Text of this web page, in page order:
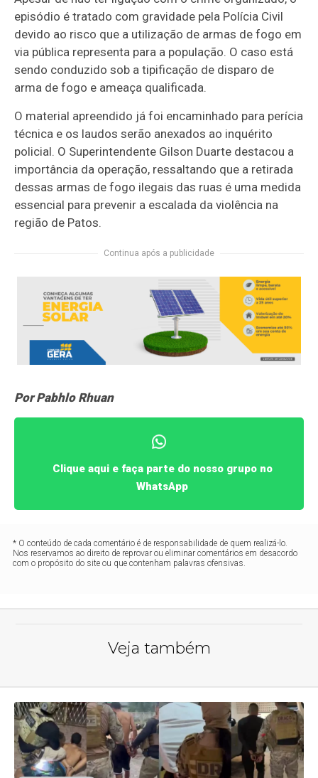
episódio é tratado com gravidade pela Polícia Civil
devido ao risco que a utilização de armas de fogo em
via pública representa para a população. O caso está
sendo conduzido sob a tipificação de disparo de
arma de fogo e ameaça qualificada.
O material apreendido já foi encaminhado para perícia
técnica e os laudos serão anexados ao inquérito
policial. O Superintendente Gilson Duarte destacou a
importância da operação, ressaltando que a retirada
dessas armas de fogo ilegais das ruas é uma medida
essencial para prevenir a escalada da violência na
região de Patos.
Continua após a publicidade
Por Pabhlo Rhuan
Clique aqui e faça parte do nosso grupo no
WhatsApp
* O conteúdo de cada comentário é de responsabilidade de quem realizá-lo.
Nos reservamos ao direito de reprovar ou eliminar comentários em desacordo
com o propósito do site ou que contenham palavras ofensivas.
Veja também